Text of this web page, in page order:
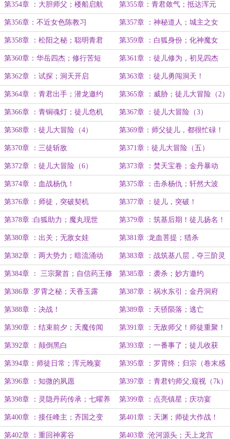
第354章 ：大胆师父；楼船启航 第355章：青君敛气；抵达浑元
第356章：不近女色陈教习 第357章 ：神秘道人；城主之女
第358章 ：松阳之秘；聪明青君 第359章 ：白狐身份；化神魔女
第360章：华岳四杰；修行苦短 第361章 ：徒儿修为，初见四杰
第362章 ：试探；洞天开启 第363章 ：徒儿勇闯洞天！
第364章 ：青君出手；潜龙邀约 第365章 ：威胁；徒儿大冒险（2）
第366章 ：青铜魂灯；徒儿危机 第367章 ：徒儿大冒险（3）
第368章 ：徒儿大冒险（4） 第369章：师父徒儿，都很忙碌！
第370章 ：三徒斩敌 第371章：徒儿大冒险（五）
第372章 ：徒儿大冒险（6） 第373章 ：焚天宝卷；金丹暴动
第374章 ：血战杨仇！ 第375章 ：击杀杨仇；轩然大波
第376章 ：师徒，突破契机 第377章 ：徒儿，突破！
第378章 :白狐助力；魔丸现世 第379章 ：筑基后期！徒儿扬名！
第380章 ：出关；无敌女娃 第381章 :龙血菩提；猎杀
第382章 ：两大势力；暗流涌动 第383章 ：战筑基八层，夺三阶灵
果
第384章 ： 三宗聚首；自信药王修
者
第385章 ：袭杀；妙方邀约
第386章 :罗霄之秘；天香玉露 第387章 ：祸水东引；金丹洞府
第388章 ：决战！ 第389章 ：天骄陨落；逃亡
第390章 ：结束前夕；天魔传闻 第391章 ：无敌师父！师徒重聚！
第392章 ：颠倒黑白 第393章 ：一番事了；徒儿收获
第394章：师徒日常；浑元晚宴 第395章 ：罗霄终；归宗（卷末感
言）
第396章 ：知微的夙愿 第397章 ：青君钓师父;窥视（7k）
第398章 ：灵隐丹药传承；七曜养
魂破限
第399章 ：点亮镇星；庆功宴
第400章 ：接任峰主；齐国之变 第401章 ：天渊；师徒大作战！
第402章 ：重回神雾谷 第403章 :沧河源头；天上龙宫